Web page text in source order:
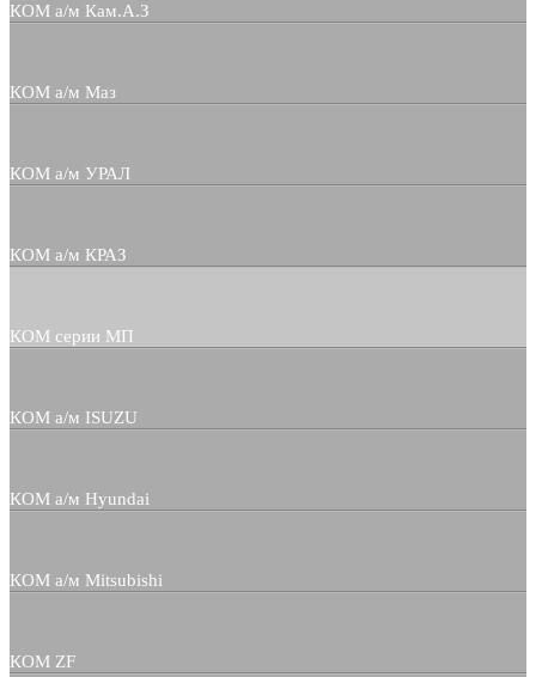
КОМ а/м Кам.А.З
КОМ а/м Маз
КОМ а/м УРАЛ
КОМ а/м КРАЗ
КОМ серии МП
КОМ а/м ISUZU
КОМ а/м Hyundai
КОМ а/м Mitsubishi
КОМ ZF